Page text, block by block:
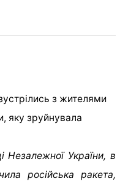
Незалежної України, в
російська ракета,